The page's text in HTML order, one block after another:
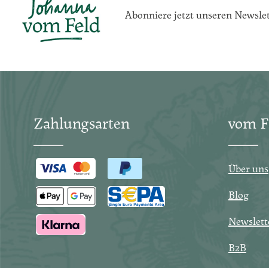
Abonniere jetzt unseren
Zahlungsarten vom
Über uns
Blog
B2B